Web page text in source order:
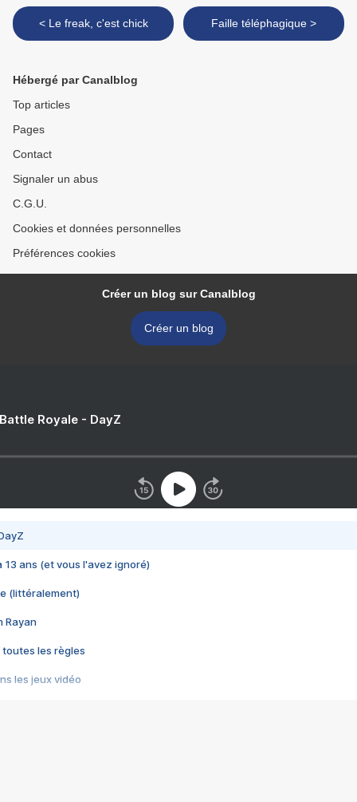
< Le freak, c'est chick Faille téléphagique >
Hébergé par Canalblog
Top articles
Pages
Contact
Signaler un abus
C.G.U.
Cookies et données personnelles
Préférences cookies
Créer un blog sur Canalblog
Créer un blog
Royale - DayZ
13 ans (et vous l'avez ignoré)
(littéralement)
Rayan
toutes les règles
les jeux vidéo